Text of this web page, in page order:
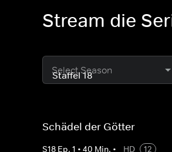
Stream die
Select Season
Schädel der Götter
S18 Ep. 1 • 40 Min. • HD
12